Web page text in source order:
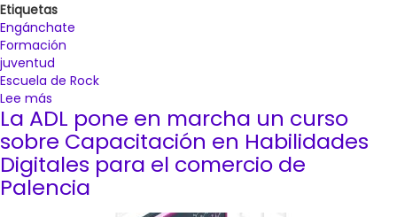
Etiquetas
Engánchate
Formación
juventud
Escuela de Rock
Lee más
El
programa
Engánchate
ofrece
actividades
La ADL pone en marcha un curso
sobre Capacitación en Habilidades
Digitales para el comercio de
Palencia